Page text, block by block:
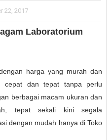
22, 2017
Laboratorium
harga yang murah dan
cepat dan tepat tanpa perlu
berbagai macam ukuran dan
tepat sekali kini segala
dengan mudah hanya di Toko